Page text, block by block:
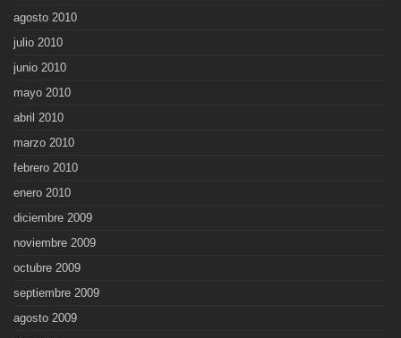
agosto 2010
julio 2010
junio 2010
mayo 2010
abril 2010
marzo 2010
febrero 2010
enero 2010
diciembre 2009
noviembre 2009
octubre 2009
septiembre 2009
agosto 2009